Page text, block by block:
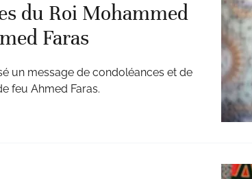
du Roi Mohammed
Faras
un message de condoléances et de
feu Ahmed Faras.